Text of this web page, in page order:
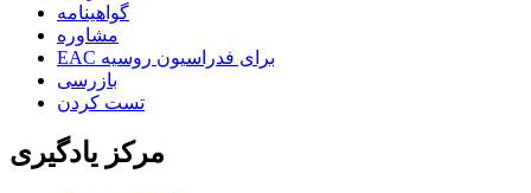
گواهینامه
مشاوره
EAC برای فدراسیون روسیه
بازرسی
تست کردن
مرکز یادگیری